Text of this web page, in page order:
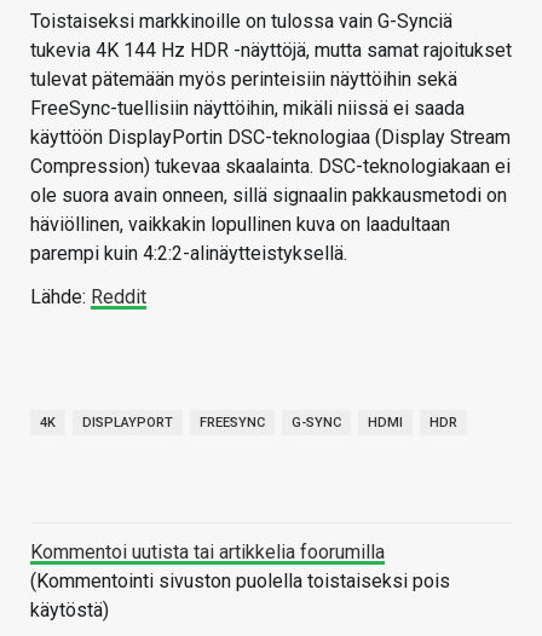
Toistaiseksi markkinoille on tulossa vain G-Synciä
tukevia 4K 144 Hz HDR -näyttöjä, mutta samat rajoitukset
tulevat pätemään myös perinteisiin näyttöihin sekä
FreeSync-tuellisiin näyttöihin, mikäli niissä ei saada
käyttöön DisplayPortin DSC-teknologiaa (Display Stream
Compression) tukevaa skaalainta. DSC-teknologiakaan ei
ole suora avain onneen, sillä signaalin pakkausmetodi on
häviöllinen, vaikkakin lopullinen kuva on laadultaan
parempi kuin 4:2:2-alinäytteistyksellä.
Lähde: Reddit
4K DISPLAYPORT FREESYNC G-SYNC HDMI HDR
Kommentoi uutista tai artikkelia foorumilla
(Kommentointi sivuston puolella toistaiseksi pois
käytöstä)